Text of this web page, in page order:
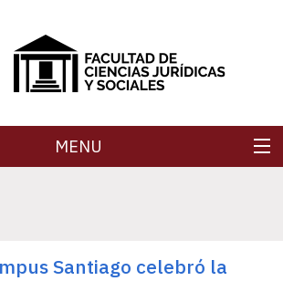
MENU
Santiago celebró la